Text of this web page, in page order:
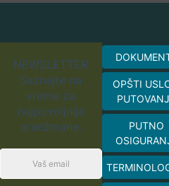
NEWSLETTER
Saznajte na
vreme za
najpovoljnije
aranžmane.
OPŠTI
PUTNO